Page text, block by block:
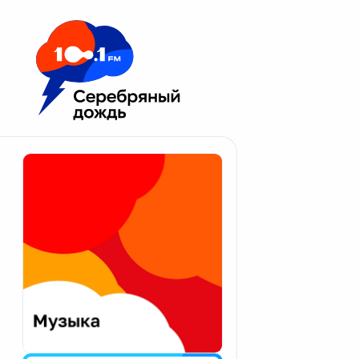
Москва 100.1 FM
Апатиты
Екатеринбург
Калининград
Калуга